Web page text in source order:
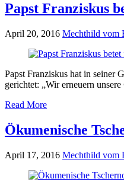
Papst Franziskus
April 20, 2016 Mechthild vom
Papst Franziskus hat in seiner
gerichtet: „Wir erneuern
Read More
Ökumenische
April 17, 2016 Mechthild vom